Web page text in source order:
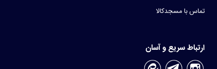
تماس با مسجدکالا
ارتباط سریع و آسان